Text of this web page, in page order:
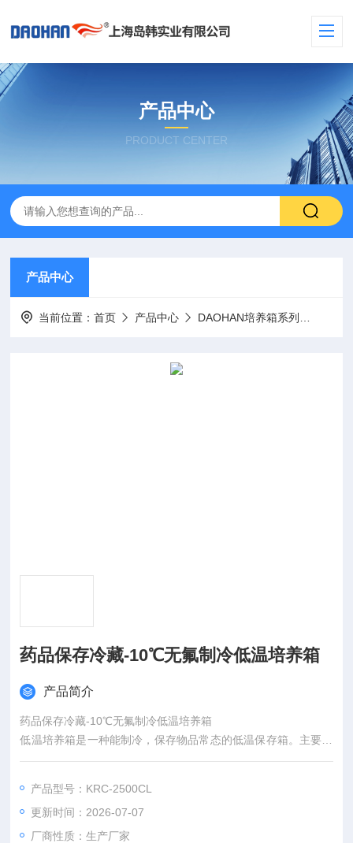
产品中心
PRODUCT CENTER
产品中心
当前位置：首页 产品中心 DAOHAN培养箱系列
药品保存冷藏-10℃无氟制冷低温培养箱
产品简介
药品保存冷藏-10℃无氟制冷低温培养箱
低温培养箱是一种能制冷，保存物品常态的低温保存箱。主要适
用于科研院所、电子、化工等实验室，医院、血站、疾病防控，
料的低温试验。
产品型号：KRC-2500CL
更新时间：2026-07-07
厂商性质：生产厂家